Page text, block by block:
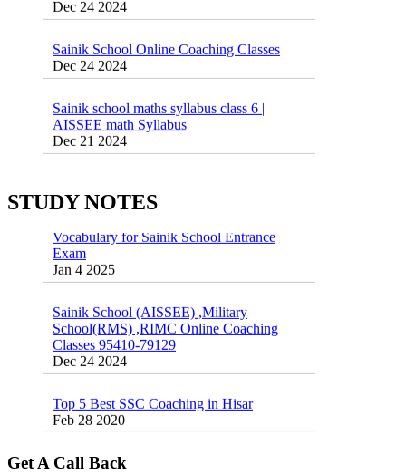
Dec 24 2024
AISSEE math Syllabus
Dec 21 2024
STUDY NOTES
55 Most Important Idioms for Competitive
Exam
Jan 4 2025
School(RMS) ,RIMC Online Coaching
Classes 95410-79129
Dec 24 2024
Feb 28 2020
Feb 27 2019
Get A Call Back